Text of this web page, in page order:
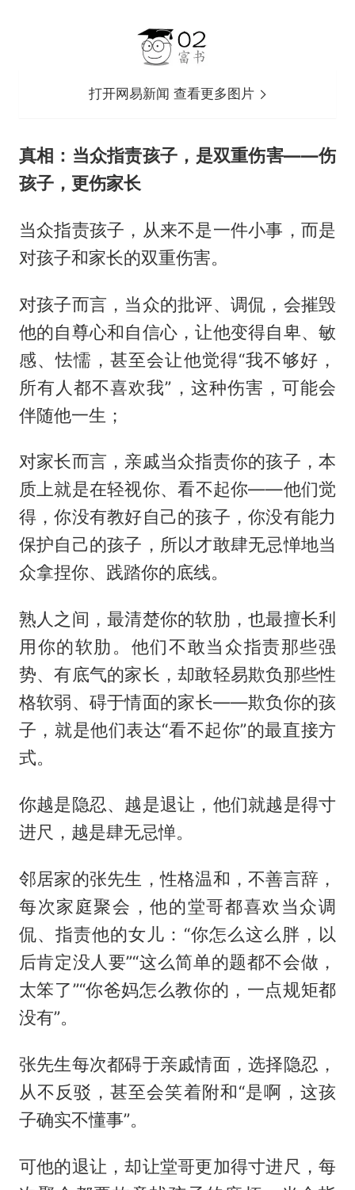
打开网易新闻 查看更多图片
真相：当众指责孩子，是双重伤害——伤
孩子，更伤家长
当众指责孩子，从来不是一件小事，而是
对孩子和家长的双重伤害。
对孩子而言，当众的批评、调侃，会摧毁
他的自尊心和自信心，让他变得自卑、敏
感、怯懦，甚至会让他觉得“我不够好，
所有人都不喜欢我”，这种伤害，可能会
伴随他一生；
对家长而言，亲戚当众指责你的孩子，本
质上就是在轻视你、看不起你——他们觉
得，你没有教好自己的孩子，你没有能力
保护自己的孩子，所以才敢肆无忌惮地当
众拿捏你、践踏你的底线。
熟人之间，最清楚你的软肋，也最擅长利
用你的软肋。他们不敢当众指责那些强
势、有底气的家长，却敢轻易欺负那些性
格软弱、碍于情面的家长——欺负你的孩
子，就是他们表达“看不起你”的最直接方
式。
你越是隐忍、越是退让，他们就越是得寸
进尺，越是肆无忌惮。
邻居家的张先生，性格温和，不善言辞，
每次家庭聚会，他的堂哥都喜欢当众调
侃、指责他的女儿：“你怎么这么胖，以
后肯定没人要”“这么简单的题都不会做，
太笨了”“你爸妈怎么教你的，一点规矩都
没有”。
张先生每次都碍于亲戚情面，选择隐忍，
从不反驳，甚至会笑着附和“是啊，这孩
子确实不懂事”。
可他的退让，却让堂哥更加得寸进尺，每